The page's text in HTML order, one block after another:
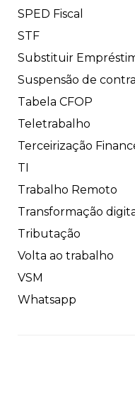
SPED Fiscal
STF
Substituir
Suspensão de
Tabela CFOP
Teletrabalho
Terceirização
TI
Trabalho Remoto
Transformação
Tributação
Volta ao trabalho
VSM
Whatsapp